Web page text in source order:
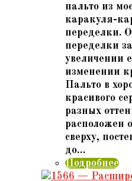
пальто из
каракуля-
переделки.
переделки
увеличении
изменении
Пальто в
красивого
разных
расположен
сверху,
до…
Подробнее